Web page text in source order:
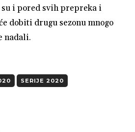
su i pored svih prepreka i
dobiti drugu sezonu mnogo
nadali.
SERIJE 2020